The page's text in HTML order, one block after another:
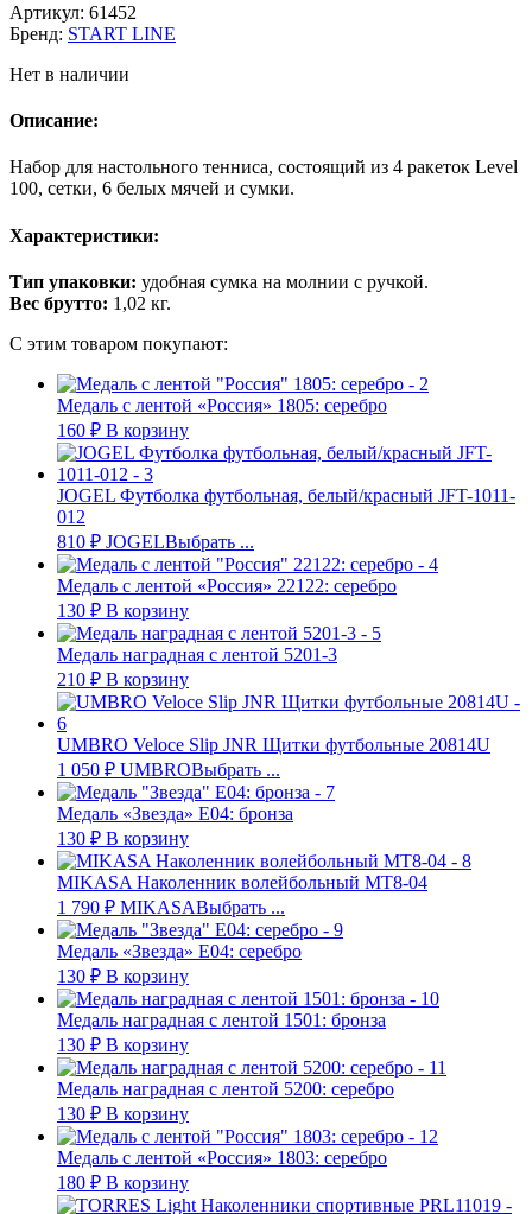
Артикул: 61452
Бренд: START LINE
Нет в наличии
Описание:
Набор для настольного тенниса, состоящий из 4 ракеток Level
100, сетки, 6 белых мячей и сумки.
Характеристики:
Тип упаковки: удобная сумка на молнии с ручкой.
Вес брутто: 1,02 кг.
С этим товаром покупают:
Медаль с лентой «Россия» 1805: серебро
160 ₽ В корзину
JOGEL Футболка футбольная, белый/красный JFT-1011-
012
810 ₽ JOGELВыбрать ...
Медаль с лентой «Россия» 22122: серебро
130 ₽ В корзину
Медаль наградная с лентой 5201-3
210 ₽ В корзину
UMBRO Veloce Slip JNR Щитки футбольные 20814U
1 050 ₽ UMBROВыбрать ...
Медаль «Звезда» E04: бронза
130 ₽ В корзину
MIKASA Наколенник волейбольный MT8-04
1 790 ₽ MIKASAВыбрать ...
Медаль «Звезда» E04: серебро
130 ₽ В корзину
Медаль наградная с лентой 1501: бронза
130 ₽ В корзину
Медаль наградная с лентой 5200: серебро
130 ₽ В корзину
Медаль с лентой «Россия» 1803: серебро
180 ₽ В корзину